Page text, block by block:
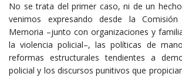
No se trata del primer caso, ni de un
venimos expresando desde la
Memoria –junto con organizaciones y
la violencia policial–, las políticas de
reformas estructurales tendientes a
policial y los discursos punitivos que